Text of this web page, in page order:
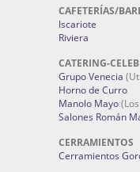
CAFETERÍAS/
Iscariote
Riviera
CATERING-
Grupo Venecia
Horno de Curro
Manolo Mayo
Salones Román
CERRAMIENTOS
Cerramientos